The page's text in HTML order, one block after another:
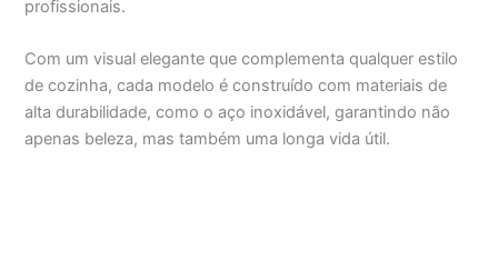
profissionais.
Com um visual elegante que complementa qualquer estilo
de cozinha, cada modelo é construído com materiais de
alta durabilidade, como o aço inoxidável, garantindo não
apenas beleza, mas também uma longa vida útil.